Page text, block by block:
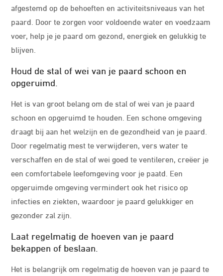
afgestemd op de behoeften en activiteitsniveaus van het
paard. Door te zorgen voor voldoende water en voedzaam
voer, help je je paard om gezond, energiek en gelukkig te
blijven.
Houd de stal of wei van je paard schoon en
opgeruimd.
Het is van groot belang om de stal of wei van je paard
schoon en opgeruimd te houden. Een schone omgeving
draagt bij aan het welzijn en de gezondheid van je paard.
Door regelmatig mest te verwijderen, vers water te
verschaffen en de stal of wei goed te ventileren, creëer je
een comfortabele leefomgeving voor je paatd. Een
opgeruimde omgeving vermindert ook het risico op
infecties en ziekten, waardoor je paard gelukkiger en
gezonder zal zijn.
Laat regelmatig de hoeven van je paard
bekappen of beslaan.
Het is belangrijk om regelmatig de hoeven van je paard te